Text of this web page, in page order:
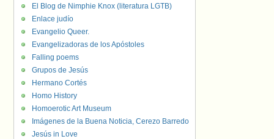
El Blog de Nimphie Knox (literatura LGTB)
Enlace judío
Evangelio Queer.
Evangelizadoras de los Apóstoles
Falling poems
Grupos de Jesús
Hermano Cortés
Homo History
Homoerotic Art Museum
Imágenes de la Buena Noticia, Cerezo Barredo
Jesús in Love